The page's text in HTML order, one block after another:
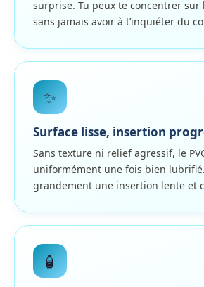
surprise. Tu peux te concentrer sur
sans jamais avoir à t’inquiéter du
✨
Surface lisse, insertion
Sans texture ni relief agressif, le
uniformément une fois bien
grandement une insertion lente et
🧴